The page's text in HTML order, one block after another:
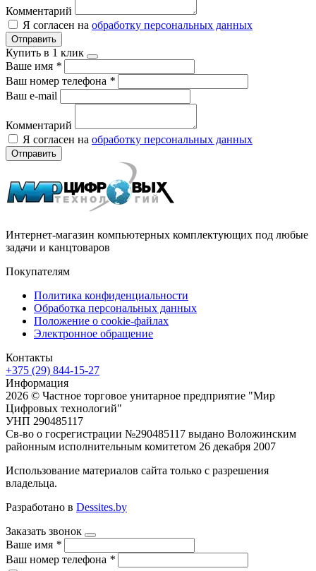
Комментарий
Я согласен на обработку персональных данных
Отправить
Купить в 1 клик
Ваше имя *
Ваш номер телефона *
Ваш e-mail
Комментарий
Я согласен на обработку персональных данных
Отправить
Интернет-магазин компьютерных комплектующих под любые
задачи и канцтоваров
Покупателям
Политика конфиденциальности
Обработка персональных данных
Положение о cookie-файлах
Электронное обращение
Контакты
+375 (29) 844-15-27
Информация
2026 © Частное торговое унитарное предприятие "Мир
Цифровых технологий"
УНП 290485117
Св-во о госрегистрации №290485117 выдано Воложинским
районным исполнительным комитетом 26 декабря 2007
Использование материалов сайта только с разрешения
владельца.
Разработано в Dessites.by
Заказать звонок
Ваше имя *
Ваш номер телефона *